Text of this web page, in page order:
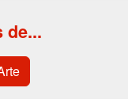
de...